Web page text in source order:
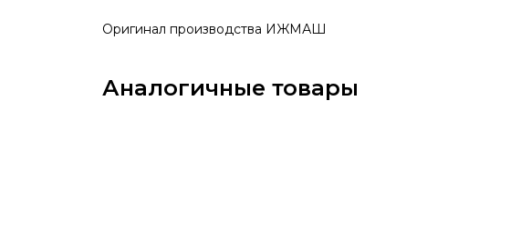
Оригинал производства ИЖМАШ
Аналогичные товары